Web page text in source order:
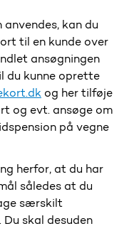
kan du
til en kunde over
ansøgningen
du kunne oprette
og her tilføje
og evt. ansøge om
på vegne
herfor, at du har
så ledes at du
særskilt
Du skal desuden